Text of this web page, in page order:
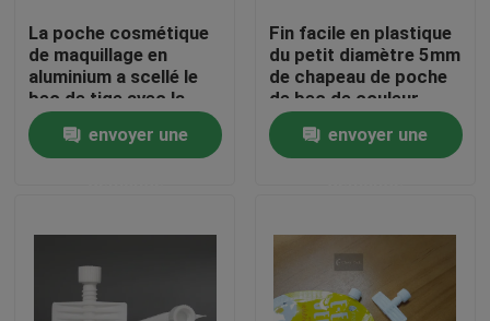
À la maison
Vidéos
La poche cosmétique
de maquillage en
aluminium a scellé le
bec de tige avec la
brosse de rouge à
lèvres/mascara
envoyer une
Fin facile en plastique
du petit diamètre 5mm
de chapeau de poche
de bec de couleur
bleue
envoyer une